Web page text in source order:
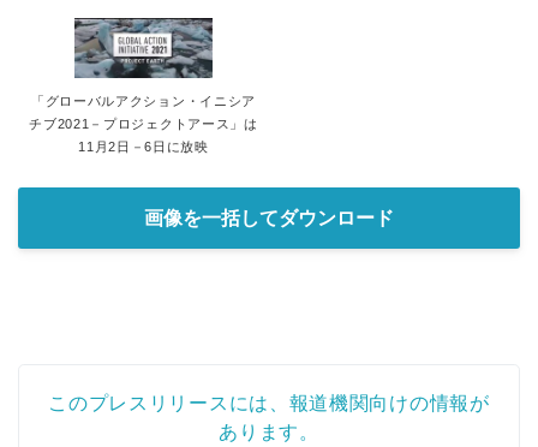
「グローバルアクション・イニシア
チブ2021－プロジェクトアース」は
11月2日－6日に放映
画像を一括してダウンロード
このプレスリリースには、報道機関向けの情報が
あります。